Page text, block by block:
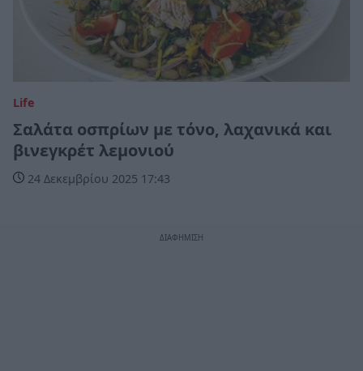
Life
Σαλάτα οσπρίων με τόνο, λαχανικά και
βινεγκρέτ λεμονιού
24 Δεκεμβρίου 2025 17:43